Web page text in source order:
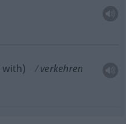
with)
verkehren